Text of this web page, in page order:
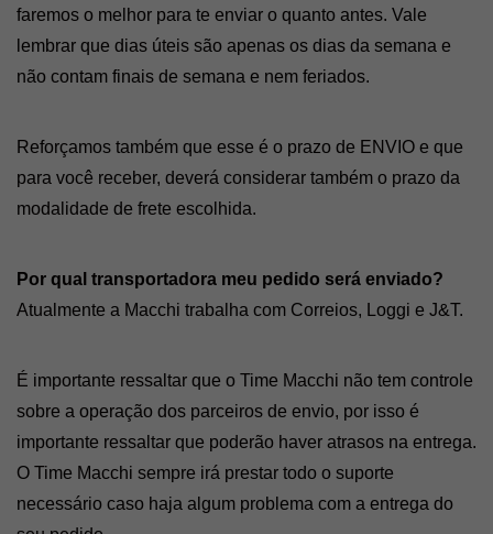
faremos o melhor para te enviar o quanto antes. Vale
lembrar que dias úteis são apenas os dias da semana e
não contam finais de semana e nem feriados.
Reforçamos também que esse é o prazo de ENVIO e que
para você receber, deverá considerar também o prazo da
modalidade de frete escolhida.
Por qual transportadora meu pedido será enviado?
Atualmente a Macchi trabalha com Correios, Loggi e J&T.
É importante ressaltar que o Time Macchi não tem controle
sobre a operação dos parceiros de envio, por isso é
importante ressaltar que poderão haver atrasos na entrega.
O Time Macchi sempre irá prestar todo o suporte
necessário caso haja algum problema com a entrega do